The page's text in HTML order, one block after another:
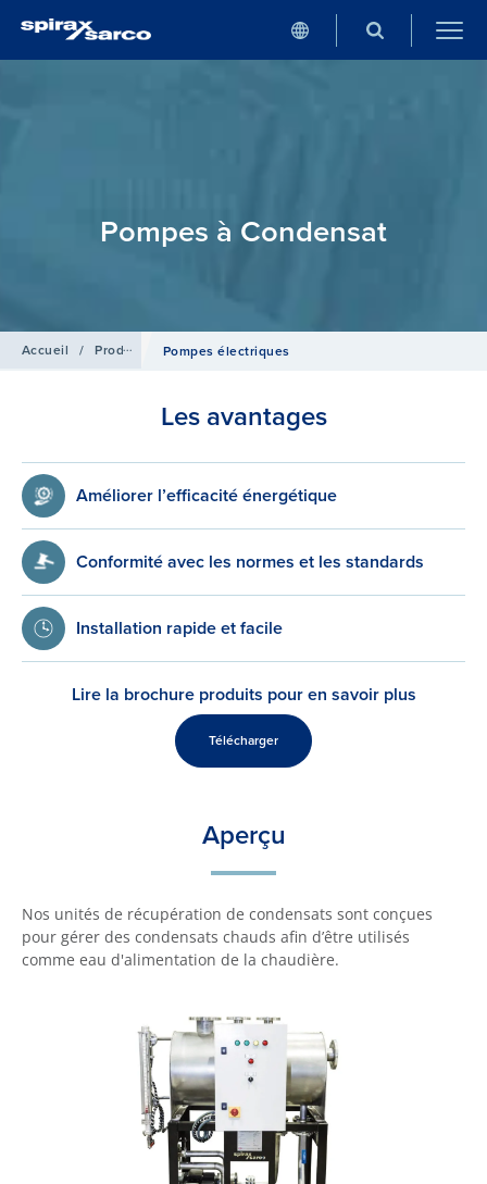
Pompes à Condensat
Accueil / Produits / Pompes à Condensat
Pompes électriques
Les avantages
Améliorer l’efficacité énergétique
Conformité avec les normes et les standards
Installation rapide et facile
Lire la brochure produits pour en savoir plus
Télécharger
Aperçu
Nos unités de récupération de condensats sont conçues
pour gérer des condensats chauds afin d’être utilisés
comme eau d'alimentation de la chaudière.